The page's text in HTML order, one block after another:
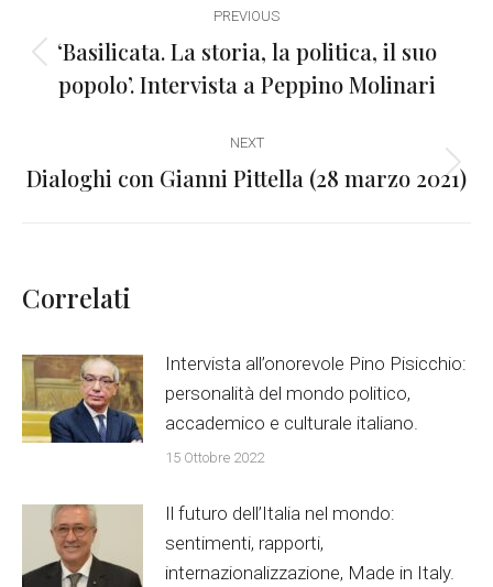
navigation
PREVIOUS
Previous
post:
‘Basilicata. La storia, la politica, il suo
popolo’. Intervista a Peppino Molinari
NEXT
Next
Dialoghi con Gianni Pittella (28 marzo 2021)
Correlati
Intervista all’onorevole Pino Pisicchio:
personalità del mondo politico,
accademico e culturale italiano.
15 Ottobre 2022
Il futuro dell’Italia nel mondo:
sentimenti, rapporti,
internazionalizzazione, Made in Italy.